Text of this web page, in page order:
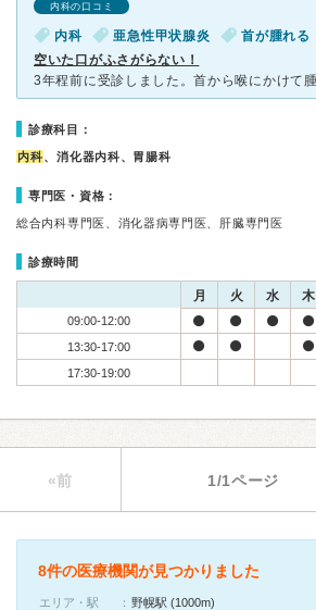
内科の口コミ
内科 亜急性甲状腺炎 首が腫れる
空いた口がふさがらない！
診療科目：
内科、消化器内科、胃腸科
専門医・資格：
総合内科専門医、消化器病専門医、肝臓専門医
診療時間
月 火 水 木
09:00-12:00
13:30-17:00
17:30-19:00
«前 1/1ページ
8件の医療機関が見つかりました
エリア・駅
野幌駅 (1000m)